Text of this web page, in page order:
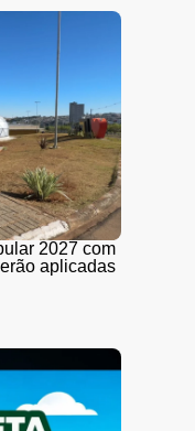
2027 com
aplicadas